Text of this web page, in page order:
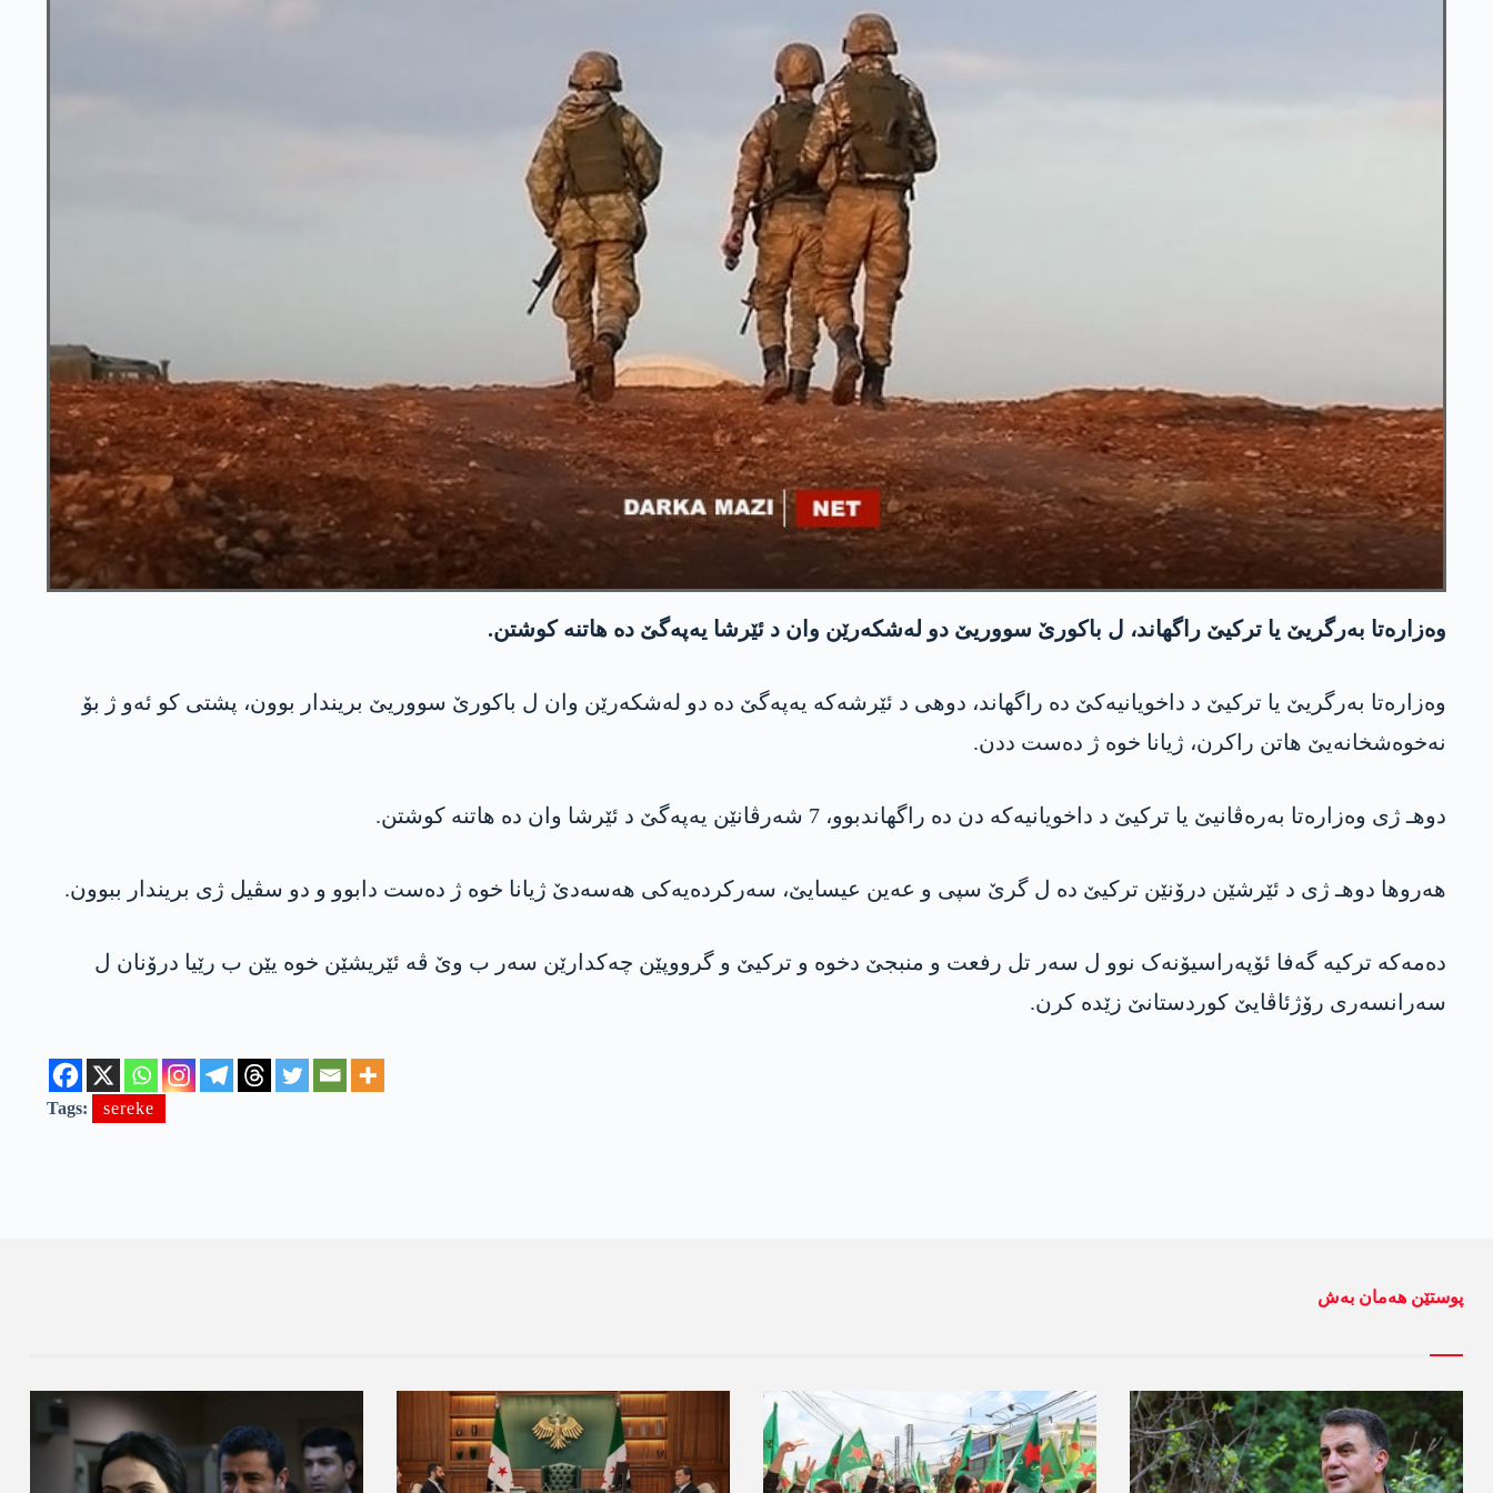
وەزارەتا به‌رگریێ یا ترکیێ راگهاند، ل باکورێ سووریێ دو لەشکەرێن وان د ئێرشا یه‌په‌گێ دە هاتنە کوشتن.
وەزارەتا به‌رگریێ یا ترکیێ د داخویانیەکێ دە راگهاند، دوهی د ئێرشەکە یه‌په‌گێ دە دو لەشکەرێن وان ل باکورێ سووریێ بریندار بوون، پشتی کو ئەو ژ بۆ
نەخوەشخانەیێ هاتن راكرن، ژیانا خوە ژ دەست ددن.
دوهـ ژی وەزارەتا بەرەڤانیێ یا ترکیێ د داخویانیەکە دن دە راگهاندبوو، 7 شەرڤانێن یه‌په‌گێ د ئێرشا وان دە هاتنە کوشتن.
هەروها دوهـ ژی د ئێرشێن درۆنێن ترکیێ دە ل گرێ سپی و عەین عیسایێ، سەرکردەیەکی هه‌سه‌دێ ژیانا خوە ژ دەست دابوو و دو سڤیل ژی بریندار ببوون.
دەمەکە ترکیە گەفا ئۆپەراسیۆنەک نوو ل سەر تل رفعت و منبجێ دخوە و ترکیێ و گرووپێن چەکدارێن سەر ب وێ ڤە ئێریشێن خوە یێن ب رێیا درۆنان ل
سەرانسەری رۆژئاڤایێ کوردستانێ زێدە کرن.
Tags: sereke
پوستێن ھەمان بەش